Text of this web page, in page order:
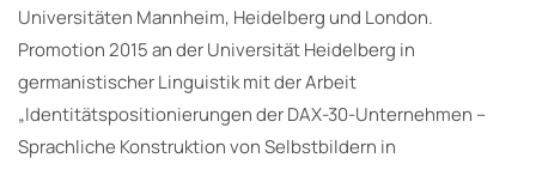
Universitäten Mannheim, Heidelberg und London.
Promotion 2015 an der Universität Heidelberg in
germanistischer Linguistik mit der Arbeit
„Identitätspositionierungen der DAX-30-Unternehmen –
Sprachliche Konstruktion von Selbstbildern in